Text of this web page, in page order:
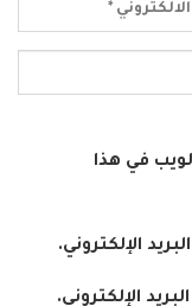
في هذا
الإلكتروني.
الإلكتروني.